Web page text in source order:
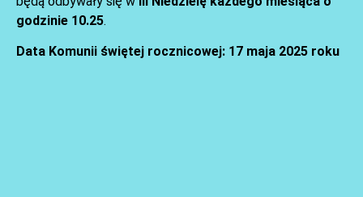
godzinie 10.25.
Data Komunii świętej rocznicowej: 17 maja 2025 roku